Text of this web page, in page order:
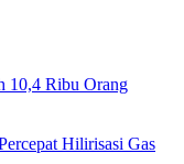
10,4 Ribu Orang
Hilirisasi Gas